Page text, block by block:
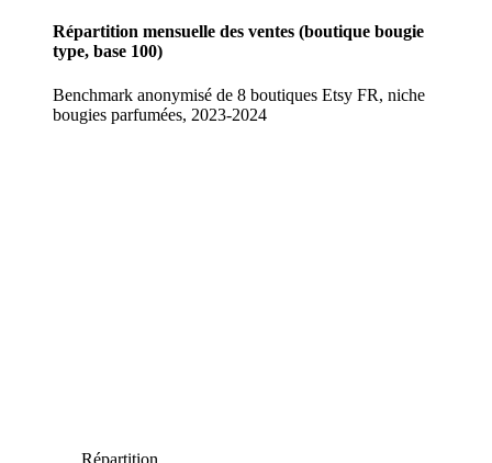
Répartition mensuelle des ventes (boutique bougie
type, base 100)
Benchmark anonymisé de 8 boutiques Etsy FR, niche
bougies parfumées, 2023-2024
Répartition